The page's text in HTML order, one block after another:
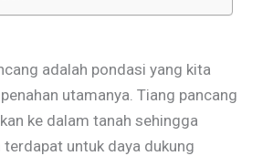
adalah pondasi yang kita
utamanya. Tiang pancang
ke dalam tanah sehingga
untuk daya dukung